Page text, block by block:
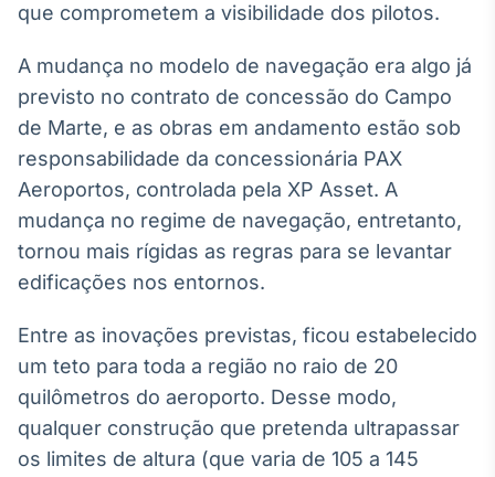
Datafeed
APIs para
integração de
dados
Broadcast
Cotações e
headlines de
Broadcast
Widgets
Componentes
para conteúdos e
que comprometem a visibilidade dos pilotos.
A mudança no modelo de navegação era algo já
previsto no contrato de concessão do Campo
de Marte, e as obras em andamento estão sob
responsabilidade da concessionária PAX
Aeroportos, controlada pela XP Asset. A
mudança no regime de navegação, entretanto,
tornou mais rígidas as regras para se levantar
edificações nos entornos.
Entre as inovações previstas, ficou estabelecido
um teto para toda a região no raio de 20
quilômetros do aeroporto. Desse modo,
qualquer construção que pretenda ultrapassar
os limites de altura (que varia de 105 a 145